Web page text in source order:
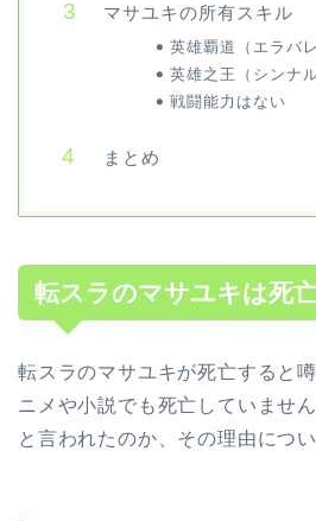
マサユキの所有スキル
英雄覇道（エラバ
英雄之王（シンナ
戦闘能力はない
まとめ
転スラのマサユキは死
転スラのマサユキが死亡すると
ニメや小説でも死亡していませ
と言われたのか、その理由につ